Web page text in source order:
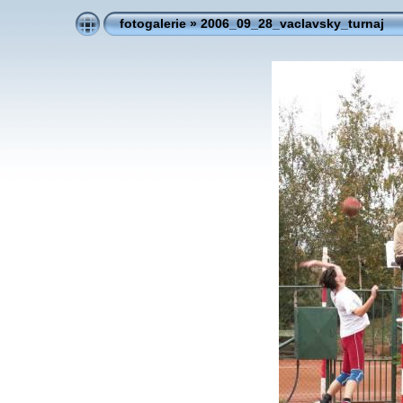
fotogalerie»2006_09_28_vaclavsky_turnaj